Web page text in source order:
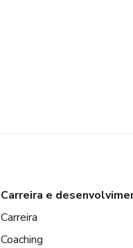
Carreira e
Carreira
Coaching